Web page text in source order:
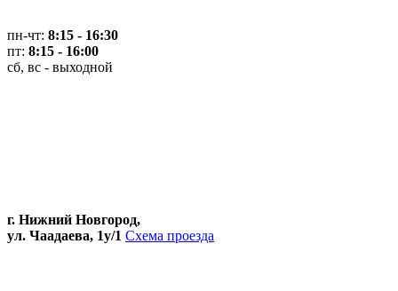
пн-чт: 8:15 - 16:30
пт: 8:15 - 16:00
сб, вс - выходной
г. Нижний Новгород,
ул. Чаадаева, 1у/1 Схема проезда